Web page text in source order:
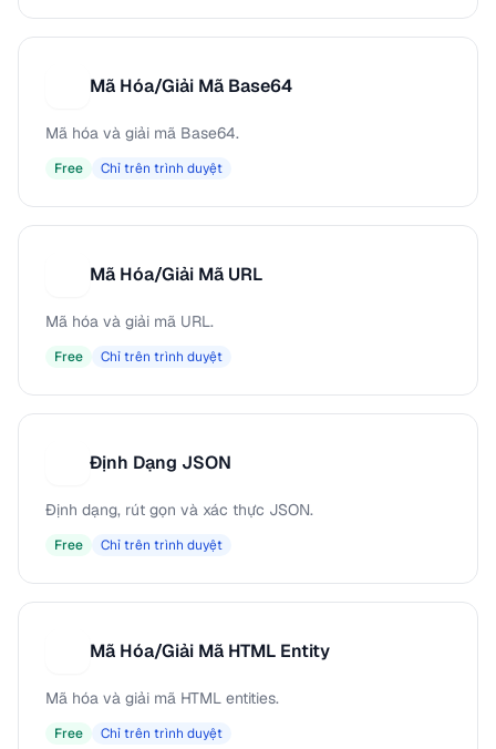
Mã Hóa/Giải Mã Base64
Mã hóa và giải mã Base64.
Free Chỉ trên trình duyệt
Mã Hóa/Giải Mã URL
Mã hóa và giải mã URL.
Free Chỉ trên trình duyệt
Định Dạng JSON
Định dạng, rút gọn và xác thực JSON.
Free Chỉ trên trình duyệt
Mã Hóa/Giải Mã HTML Entity
Mã hóa và giải mã HTML entities.
Free Chỉ trên trình duyệt